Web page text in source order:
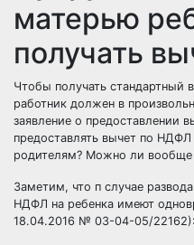
матерью
получать
Чтобы получать стандартный
работник должен в
заявление о предоставлении
предоставлять вычет по
родителям? Можно ли вообще
Заметим, что п случае
НДФЛ на ребенка имеют
18.04.2016 № 03-04-05/22162):